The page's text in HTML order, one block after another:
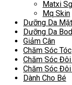
Matxi Sg
Mq Skin
Dưỡng Da Mặt
Dưỡng Da
Giảm Cân
Chăm Sóc Tóc
Chăm Sóc
Chăm Sóc
Dành Cho Bé